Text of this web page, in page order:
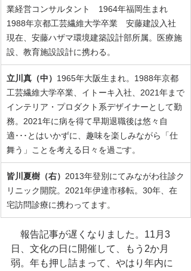
業経営コンサルタント　1964年福岡生まれ
1988年京都工芸繊維大学卒業　安藤建設入社
現在、安藤ハザマ環境建築設計部所属。医療施
設、教育施設設計に携わる。
立川真（中） 1965年大阪生まれ。1988年京都
工芸繊維大学卒業、イトーキ入社、2021年まで
インテリア・プロダクト系デザイナーとして勤
務。2021年に病を得て早期退職後は悠々自
適･･･とはいかずに、趣味を楽しみながら「仕
舞う」ことを考える日々を過ごす。
皆川夏樹（右） 2013年登別にてみながわ往診ク
リニック開院。2021年伊達市移転。30年、在
宅訪問診療に携わってます。
報告記事が遅くなりました。11月3
日、文化の日に開催して、もう2か月
弱。年も押し詰まって、やはり年内に